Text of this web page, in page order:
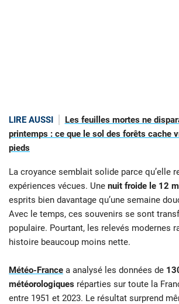
LIRE AUSSI
Les feuilles mortes ne
printemps : ce que le sol des forêts cache
pieds
La croyance semblait solide parce qu’elle
expériences vécues. Une nuit froide le 12
esprits bien davantage qu’une semaine
Avec le temps, ces souvenirs se sont
populaire. Pourtant, les relevés modernes
histoire beaucoup moins nette.
Météo-France a analysé les données de
météorologiques réparties sur toute la
entre 1951 et 2023. Le résultat surprend